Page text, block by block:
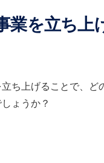
業を立ち上
ち上げることで、ど
ょうか？